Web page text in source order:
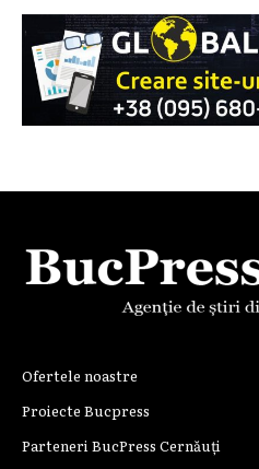
Ofertele noastre
Proiecte Bucpress
Parteneri BucPress Cernăuți